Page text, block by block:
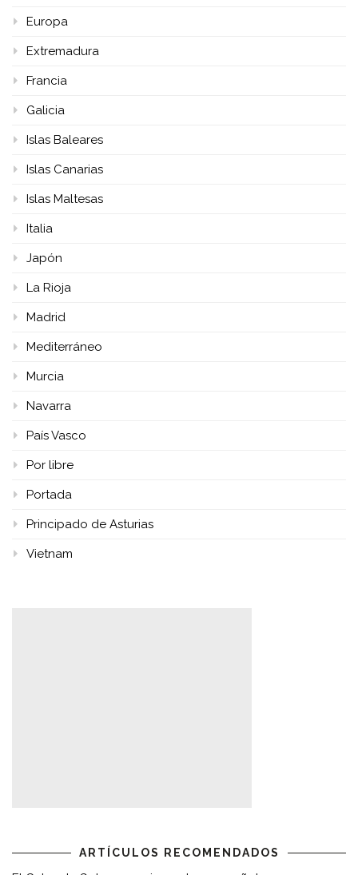
Europa
Extremadura
Francia
Galicia
Islas Baleares
Islas Canarias
Islas Maltesas
Italia
Japón
La Rioja
Madrid
Mediterráneo
Murcia
Navarra
País Vasco
Por libre
Portada
Principado de Asturias
Vietnam
ARTÍCULOS RECOMENDADOS